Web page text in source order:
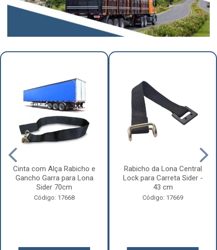
Cinta com Alça Rabicho e
Gancho Garra para Lona
Sider 70cm
Código: 17668
Rabicho da Lona Central
Lock para Carreta Sider -
43 cm
Código: 17669